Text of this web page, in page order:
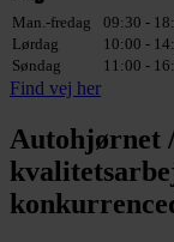
Man.-fredag
09:30 -
Lørdag
10:00 -
Søndag
11:00 -
Find vej her
Autohjørnet